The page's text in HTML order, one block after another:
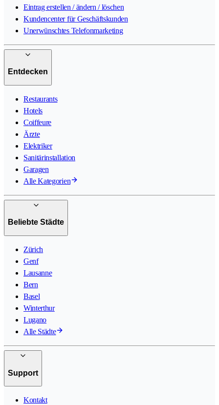
Eintrag erstellen / ändern / löschen
Kundencenter für Geschäftskunden
Unerwünschtes Telefonmarketing
Entdecken
Restaurants
Hotels
Coiffeure
Ärzte
Elektriker
Sanitärinstallation
Garagen
Alle Kategorien
Beliebte Städte
Zürich
Genf
Lausanne
Bern
Basel
Winterthur
Lugano
Alle Städte
Support
Kontakt